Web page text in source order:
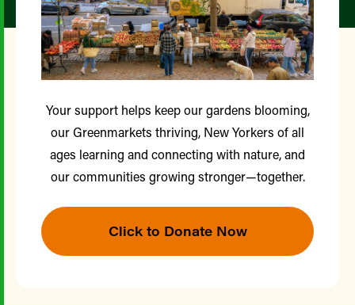
Your support helps keep our gardens blooming,
our Greenmarkets thriving, New Yorkers of all
ages learning and connecting with nature, and
our communities growing stronger—together.
Click to Donate Now